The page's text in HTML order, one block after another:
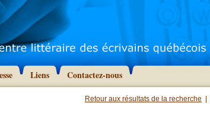
Liens Contactez-nous
Retour aux résultats de la recherche